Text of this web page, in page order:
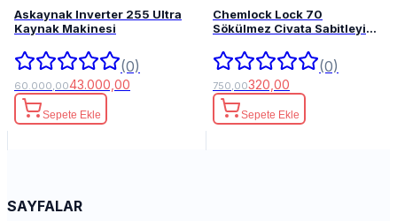
Askaynak Inverter 255 Ultra
Kaynak Makinesi
(0)
60.000,0043.000,00
Sepete Ekle
Chemlock Lock 70
Sökülmez Civata Sabitleyici
(0)
750,00320,00
Sepete Ekle
SAYFALAR